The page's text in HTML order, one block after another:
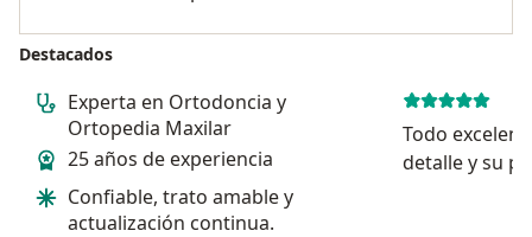
Destacados
Experta en Ortodoncia y
Ortopedia Maxilar
25 años de experiencia
Confiable, trato amable y
actualización continua.
Todo
detalle y su